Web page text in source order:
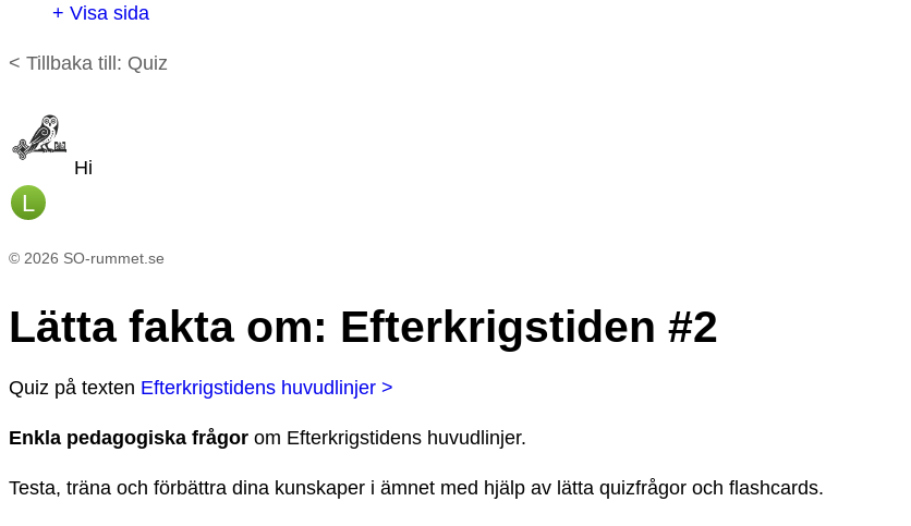
+ Visa sida
< Tillbaka till: Quiz
Hi
L
© 2026 SO-rummet.se
Lätta fakta om: Efterkrigstiden #2
Quiz på texten Efterkrigstidens huvudlinjer >
Enkla pedagogiska frågor om Efterkrigstidens huvudlinjer.
Testa, träna och förbättra dina kunskaper i ämnet med hjälp av lätta quizfrågor och flashcards.